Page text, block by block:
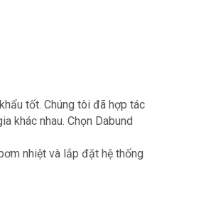
tốt. Chúng tôi đã hợp tác
khác nhau. Chọn Dabund
nhiệt và lắp đặt hệ thống